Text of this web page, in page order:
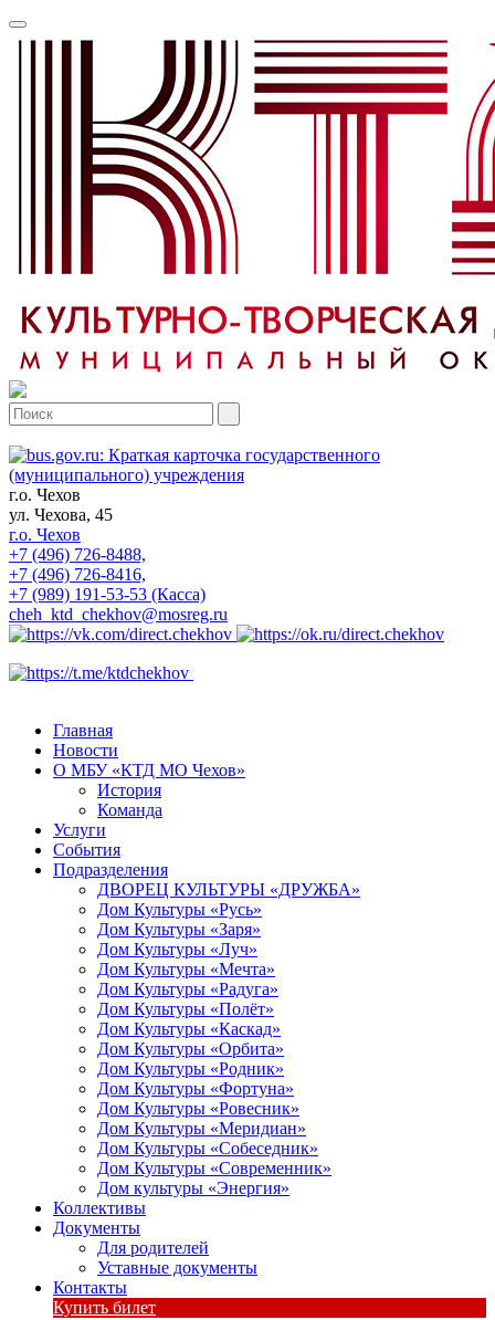
г.о. Чехов
ул. Чехова, 45
г.о. Чехов
+7 (496) 726-8488,
+7 (496) 726-8416,
+7 (989) 191-53-53 (Касса)
cheh_ktd_chekhov@mosreg.ru
Главная
Новости
О МБУ «КТД МО Чехов»
История
Команда
Услуги
События
Подразделения
ДВОРЕЦ КУЛЬТУРЫ «ДРУЖБА»
Дом Культуры «Русь»
Дом Культуры «Заря»
Дом Культуры «Луч»
Дом Культуры «Мечта»
Дом Культуры «Радуга»
Дом Культуры «Полёт»
Дом Культуры «Каскад»
Дом Культуры «Орбита»
Дом Культуры «Родник»
Дом Культуры «Фортуна»
Дом Культуры «Ровесник»
Дом Культуры «Меридиан»
Дом Культуры «Собеседник»
Дом Культуры «Современник»
Дом культуры «Энергия»
Коллективы
Документы
Для родителей
Уставные документы
Контакты
Купить билет